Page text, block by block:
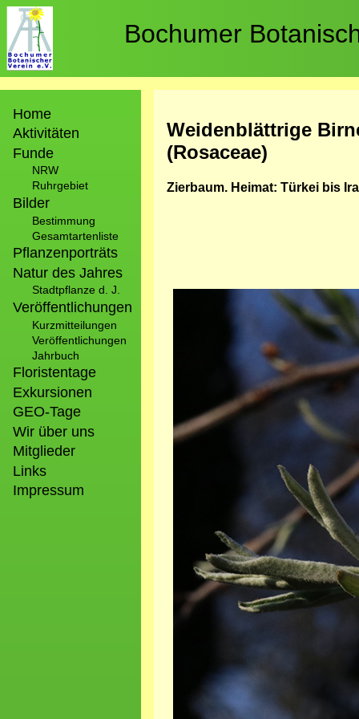
Direkt
zum
Inhalt
Bochumer
Home
Aktivitäten
Funde
NRW
Ruhrgebiet
Bilder
Bestimmung
Gesamtartenliste
Pflanzenporträts
Natur des Jahres
Stadtpflanze d. J.
Veröffentlichungen
Kurzmitteilungen
Veröffentlichungen
Jahrbuch
Floristentage
Exkursionen
GEO-Tage
Wir über uns
Mitglieder
Links
Impressum
Weidenblättrige
(Rosaceae)
Zierbaum. Heimat: Türkei bis